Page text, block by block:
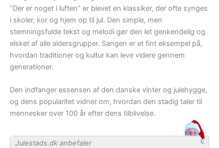
“Der er noget i luften” er blevet en klassiker, der ofte synges
i skoler, kor og hjem op til jul. Den simple, men
stemningsfulde tekst og melodi gør den let genkendelig og
elsket af alle aldersgrupper. Sangen er et fint eksempel på,
hvordan traditioner og kultur kan leve videre gennem
generationer.
Den indfanger essensen af den danske vinter og julehygge,
og dens popularitet vidner om, hvordan den stadig taler til
mennesker over 100 år efter dens tilblivelse.
Julestads.dk anbefaler